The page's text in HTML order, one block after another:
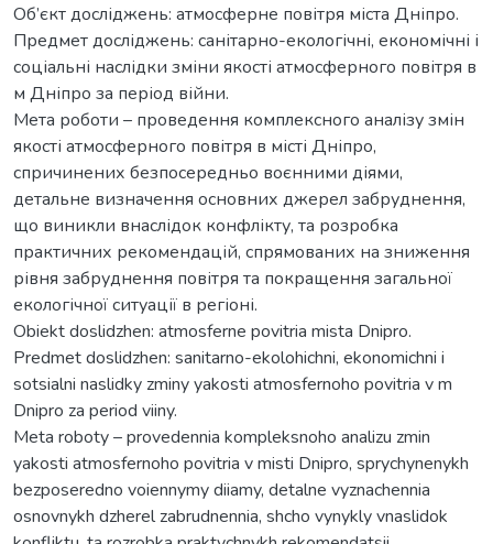
Об’єкт досліджень: атмосферне повітря міста Дніпро.
Предмет досліджень: санітарно-екологічні, економічні і
соціальні наслідки зміни якості атмосферного повітря в
м Дніпро за період війни.
Мета роботи – проведення комплексного аналізу змін
якості атмосферного повітря в місті Дніпро,
спричинених безпосередньо воєнними діями,
детальне визначення основних джерел забруднення,
що виникли внаслідок конфлікту, та розробка
практичних рекомендацій, спрямованих на зниження
рівня забруднення повітря та покращення загальної
екологічної ситуації в регіоні.
Obiekt doslidzhen: atmosferne povitria mista Dnipro.
Predmet doslidzhen: sanitarno-ekolohichni, ekonomichni i
sotsialni naslidky zminy yakosti atmosfernoho povitria v m
Dnipro za period viiny.
Meta roboty – provedennia kompleksnoho analizu zmin
yakosti atmosfernoho povitria v misti Dnipro, sprychynenykh
bezposeredno voiennymy diiamy, detalne vyznachennia
osnovnykh dzherel zabrudnennia, shcho vynykly vnaslidok